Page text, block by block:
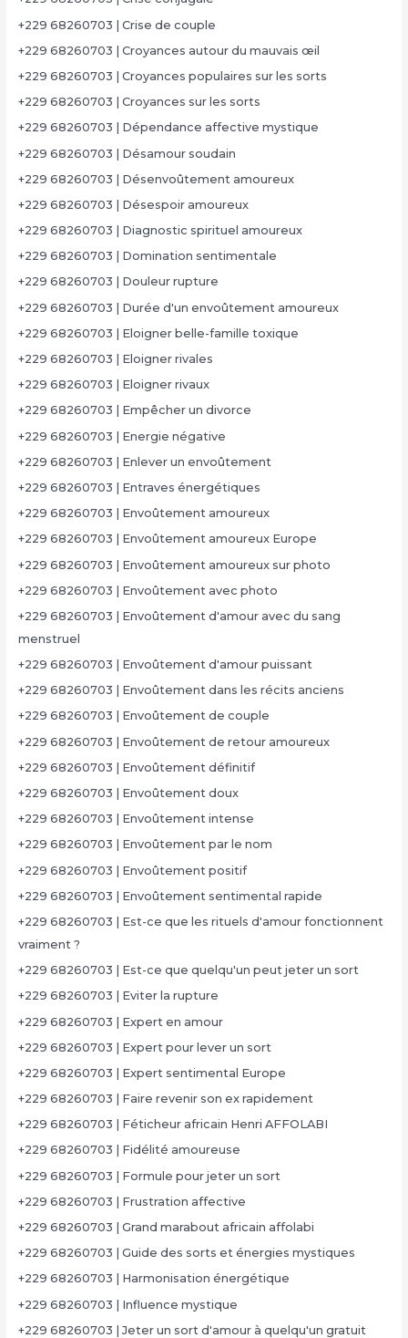
+229 68260703 | Crise de couple
+229 68260703 | Croyances autour du mauvais œil
+229 68260703 | Croyances populaires sur les sorts
+229 68260703 | Croyances sur les sorts
+229 68260703 | Dépendance affective mystique
+229 68260703 | Désamour soudain
+229 68260703 | Désenvoûtement amoureux
+229 68260703 | Désespoir amoureux
+229 68260703 | Diagnostic spirituel amoureux
+229 68260703 | Domination sentimentale
+229 68260703 | Douleur rupture
+229 68260703 | Durée d'un envoûtement amoureux
+229 68260703 | Eloigner belle-famille toxique
+229 68260703 | Eloigner rivales
+229 68260703 | Eloigner rivaux
+229 68260703 | Empêcher un divorce
+229 68260703 | Energie négative
+229 68260703 | Enlever un envoûtement
+229 68260703 | Entraves énergétiques
+229 68260703 | Envoûtement amoureux
+229 68260703 | Envoûtement amoureux Europe
+229 68260703 | Envoûtement amoureux sur photo
+229 68260703 | Envoûtement avec photo
+229 68260703 | Envoûtement d'amour avec du sang
menstruel
+229 68260703 | Envoûtement d'amour puissant
+229 68260703 | Envoûtement dans les récits anciens
+229 68260703 | Envoûtement de couple
+229 68260703 | Envoûtement de retour amoureux
+229 68260703 | Envoûtement définitif
+229 68260703 | Envoûtement doux
+229 68260703 | Envoûtement intense
+229 68260703 | Envoûtement par le nom
+229 68260703 | Envoûtement positif
+229 68260703 | Envoûtement sentimental rapide
+229 68260703 | Est-ce que les rituels d'amour fonctionnent
vraiment ?
+229 68260703 | Est-ce que quelqu'un peut jeter un sort
+229 68260703 | Eviter la rupture
+229 68260703 | Expert en amour
+229 68260703 | Expert pour lever un sort
+229 68260703 | Expert sentimental Europe
+229 68260703 | Faire revenir son ex rapidement
+229 68260703 | Féticheur africain Henri AFFOLABI
+229 68260703 | Fidélité amoureuse
+229 68260703 | Formule pour jeter un sort
+229 68260703 | Frustration affective
+229 68260703 | Grand marabout africain affolabi
+229 68260703 | Guide des sorts et énergies mystiques
+229 68260703 | Harmonisation énergétique
+229 68260703 | Influence mystique
+229 68260703 | Jeter un sort d'amour à quelqu'un gratuit